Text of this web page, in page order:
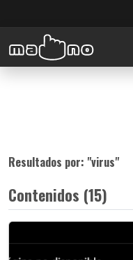
Resultados por: "virus"
Contenidos (15)